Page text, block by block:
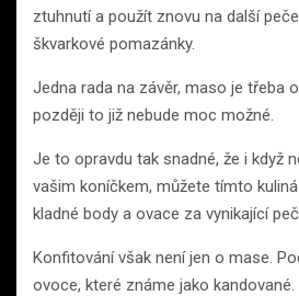
ztuhnutí a použít znovu na další
škvarkové pomazánky.
Jedna rada na závěr, maso je třeba
později to již nebude moc možné.
Je to opravdu tak snadné, že i když
vašim koníčkem, můžete tímto
kladné body a ovace za vynikající
Konfitování však není jen o mase.
ovoce, které známe jako kandované.